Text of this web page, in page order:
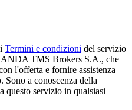
Termini e condizioni del servizio
TMS Brokers S.A., che
l'offerta e fornire assistenza
Sono a conoscenza della
questo servizio in qualsiasi